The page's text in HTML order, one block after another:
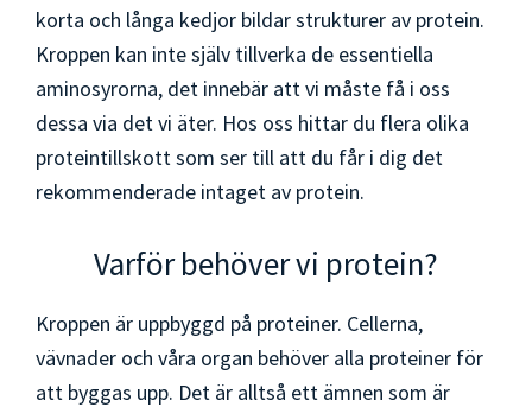
korta och långa kedjor bildar strukturer av protein.
Kroppen kan inte själv tillverka de essentiella
aminosyrorna, det innebär att vi måste få i oss
dessa via det vi äter. Hos oss hittar du flera olika
proteintillskott som ser till att du får i dig det
rekommenderade intaget av protein.
Varför behöver vi protein?
Kroppen är uppbyggd på proteiner. Cellerna,
vävnader och våra organ behöver alla proteiner för
att byggas upp. Det är alltså ett ämnen som är